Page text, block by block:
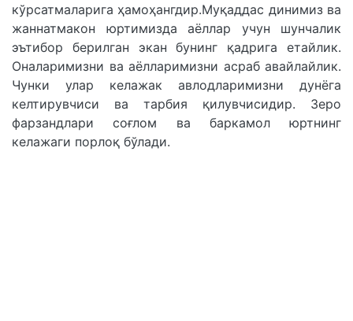
кўрсатмаларига ҳамоҳангдир.Муқаддас динимиз ва
жаннатмакон юртимизда аёллар учун шунчалик
эътибор берилган экан бунинг қадрига етайлик.
Оналаримизни ва аёлларимизни асраб авайлайлик.
Чунки улар келажак авлодларимизни дунёга
келтирувчиси ва тарбия қилувчисидир. Зеро
фарзандлари соғлом ва баркамол юртнинг
келажаги порлоқ бўлади.